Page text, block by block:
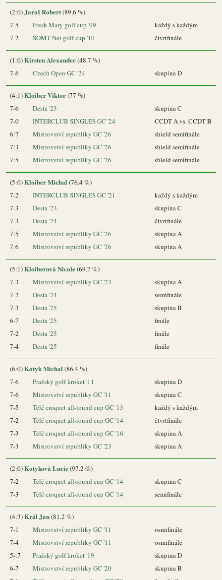
(2:0)Jaroš Robert(89.6 %)
7-5
Fresh Mary golf cup '09
každý s každým
7-2
SOMT Net golf cup '10 čtvrtfinále
(1:0)Kirsten Alexander(48.7 %)
7-6
Czech Open GC '24 skupina D
(4:1)Kloiber Viktor(77 %)
7-6
Desta '23
skupina C
7-0
INTERCLUB SINGLES GC '24
CCDT A vs. CCDT B
6:7
Mistrovství republiky GC '26
shield semifinále
7:3
Mistrovství republiky GC '26
shield semifinále
7:5
Mistrovství republiky GC '26 shield semifinále
(5:0)Kloiber Michal (76.4 %)
7-2
INTERCLUB SINGLES GC '21
každý s každým
7-3
Desta '23
skupina C
7-3
Desta '24
čtvrtfinále
7:5
Mistrovství republiky GC '26
skupina A
7:6
Mistrovství republiky GC '26 skupina A
(5:1)Kloiberová Nicole(69.7 %)
7-3
Mistrovství republiky GC '23
skupina A
7-2
Desta '24
semifinále
7-3
Desta '25
skupina B
6-7
Desta '25
finále
7-2
Desta '25
finále
7-4
Desta '25 finále
(6:0)Kotyk Michal (86.4 %)
7-6
Pražský golf kroket '11
skupina D
7-6
Mistrovství republiky GC '11
skupina C
7-5
Telč croquet all-round cup GC '13
každý s každým
7-2
Telč croquet all-round cup GC '14
čtvrtfinále
7-3
Telč croquet all-round cup GC '16
skupina A
7-3
Mistrovství republiky GC '23 skupina A
(2:0)Kotyková Lucie(97.2 %)
7-2
Telč croquet all-round cup GC '14
skupina C
7-3
Telč croquet all-round cup GC '14 semifinále
(4:3)Král Jan(81.2 %)
7-1
Mistrovství republiky GC '11
osmifinále
7-4
Mistrovství republiky GC '11
osmifinále
5-:7
Pražský golf kroket '19
skupina D
6-7
Mistrovství republiky GC '20
skupina B